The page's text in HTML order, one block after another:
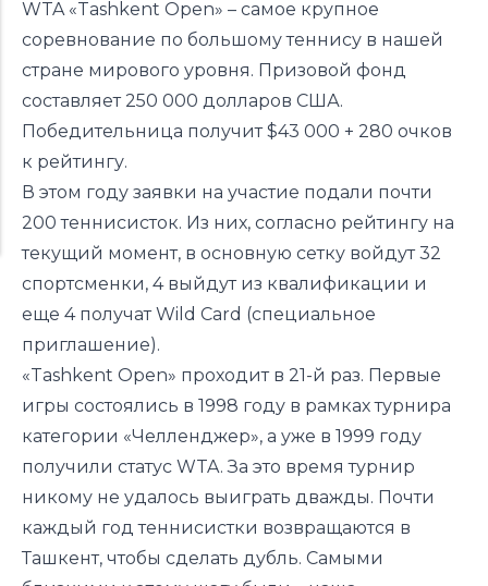
WTA «Tashkent Open» – самое крупное
соревнование по большому теннису в нашей
стране мирового уровня. Призовой фонд
составляет 250 000 долларов США.
Победительница получит $43 000 + 280 очков
к рейтингу.
В этом году заявки на участие подали почти
200 теннисисток. Из них, согласно рейтингу на
текущий момент, в основную сетку войдут 32
спортсменки, 4 выйдут из квалификации и
еще 4 получат Wild Card (специальное
приглашение).
«Tashkent Open» проходит в 21-й раз. Первые
игры состоялись в 1998 году в рамках турнира
категории «Челленджер», а уже в 1999 году
получили статус WTA. За это время турнир
никому не удалось выиграть дважды. Почти
каждый год теннисистки возвращаются в
Ташкент, чтобы сделать дубль. Самыми